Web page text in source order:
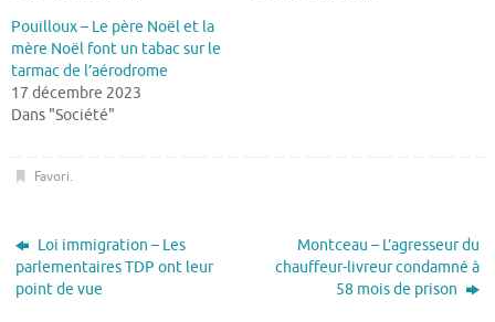
Pouilloux – Le père Noël et la
mère Noël font un tabac sur le
tarmac de l’aérodrome
17 décembre 2023
Dans "Société"
Favori.
Loi immigration – Les
parlementaires TDP ont leur
point de vue
Montceau – L’agresseur du
chauffeur-livreur condamné à
58 mois de prison